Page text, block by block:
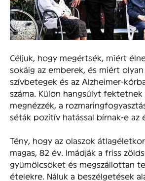
Céljuk, hogy megértsék, miért
sokáig az emberek, és miért olyan
szívbetegek és az Alzheimer-
száma. Külön hangsúlyt fektetnek
megnézzék, a
séták pozitív hatással bírnak-e az
Tény, hogy az olaszok
magas, 82 év. Imádják a friss
gyümölcsöket és megszállottan
ételekre. Náluk a beszélgetések